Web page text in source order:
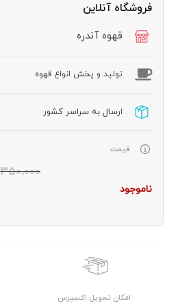
فروشگاه آنلاین
قهوه آندره
توليد و پخش انواع قهوه
ارسال به سراسر کشور
قیمت
350،000
ناموجود
امکان تحویل اکسپرس